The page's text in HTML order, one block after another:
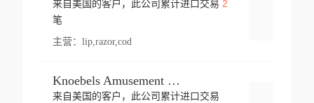
来自美国的客户，此公司累计进口交易 2
笔
主营： lip,razor,cod
Knoebels Amusement Resort
来自美国的客户，此公司累计进口交易